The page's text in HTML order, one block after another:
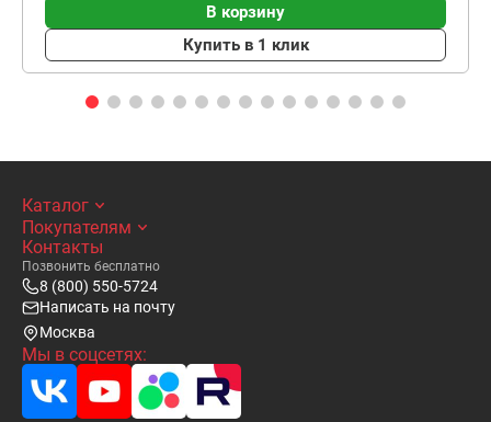
В корзину
Купить в 1 клик
Каталог
Покупателям
Контакты
Позвонить бесплатно
8 (800) 550-5724
Написать на почту
Москва
Мы в соцсетях: